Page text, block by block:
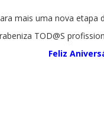
mais uma nova etapa
TOD@S
Feliz